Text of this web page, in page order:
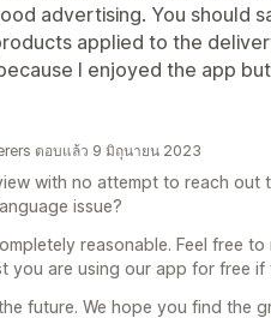
advertising. You should
applied to the
I enjoyed the app
ตอบแล้ว 9 มิถุนายน 2023
with no attempt to reach out
issue?
reasonable. Feel free
you are using our app for free
future. We hope you find the